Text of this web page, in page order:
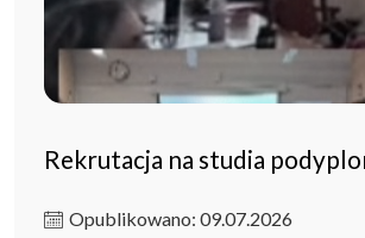
Rekrutacja na studia
Opublikowano: 09.07.2026